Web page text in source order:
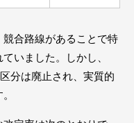
合路線があることで特
いました。しかし、
分は廃止され、実質的